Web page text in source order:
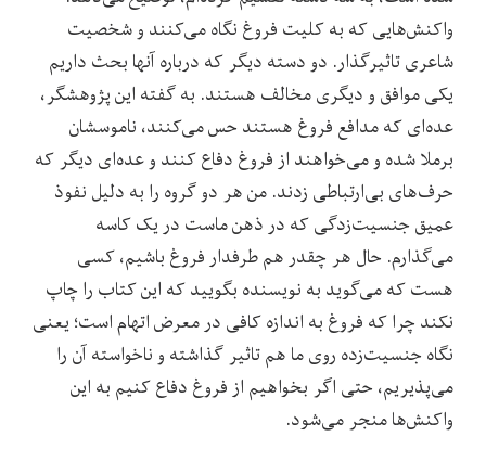
واکنش‌هایی که به کلیت فروغ نگاه می‌کنند و شخصیت
شاعری تاثیرگذار. دو دسته دیگر که درباره آنها بحث داریم
یکی موافق و دیگری مخالف هستند. به گفته این پژوهشگر،
عده‌ای که مدافع فروغ هستند حس می‌کنند، ناموسشان
برملا شده و می‌خواهند از فروغ دفاع کنند و عده‌ای دیگر که
حرف‌های بی‌ارتباطی زدند. من هر دو گروه را به دلیل نفوذ
عمیق جنسیت‌زدگی که در ذهن ماست در یک کاسه
می‌گذارم. حال هر چقدر هم طرفدار فروغ باشیم، کسی
هست که می‌گوید به نویسنده بگویید که این کتاب را چاپ
نکند چرا که فروغ به اندازه کافی در معرض اتهام است؛ یعنی
نگاه جنسیت‌زده روی ما هم تاثیر گذاشته و ناخواسته آن را
می‌پذیریم،‌ حتی اگر بخواهیم از فروغ دفاع کنیم به این
واکنش‌ها منجر می‌شود.